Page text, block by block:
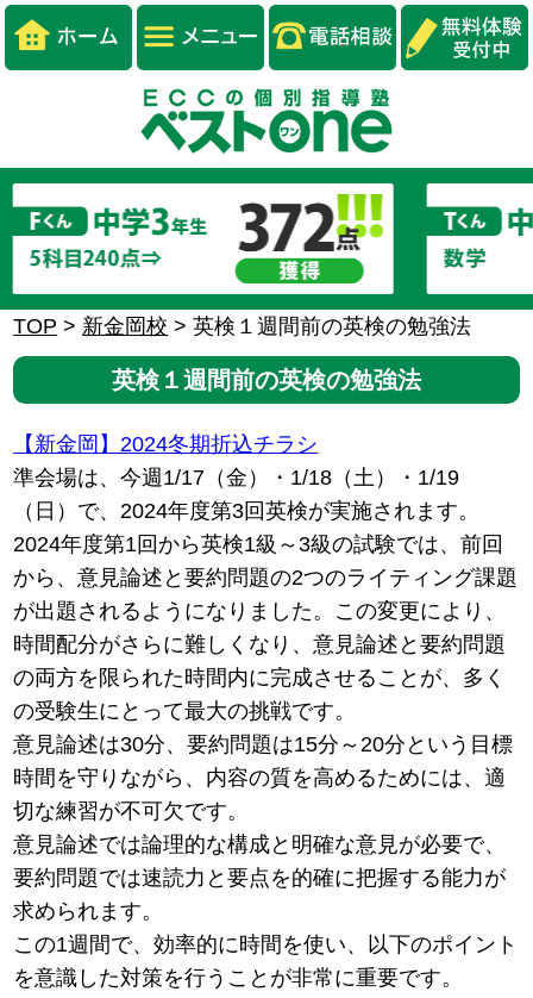
TOP > 新金岡校 >英検１週間前の英検の勉強法
英検１週間前の英検の勉強法
【新金岡】2024冬期折込チラシ
準会場は、今週1/17（金）・1/18（土）・1/19
（日）で、2024年度第3回英検が実施されます。
2024年度第1回から英検1級～3級の試験では、前回
から、意見論述と要約問題の2つのライティング課題
が出題されるようになりました。この変更により、
時間配分がさらに難しくなり、意見論述と要約問題
の両方を限られた時間内に完成させることが、多く
の受験生にとって最大の挑戦です。
意見論述は30分、要約問題は15分～20分という目標
時間を守りながら、内容の質を高めるためには、適
切な練習が不可欠です。
意見論述では論理的な構成と明確な意見が必要で、
要約問題では速読力と要点を的確に把握する能力が
求められます。
この1週間で、効率的に時間を使い、以下のポイント
を意識した対策を行うことが非常に重要です。